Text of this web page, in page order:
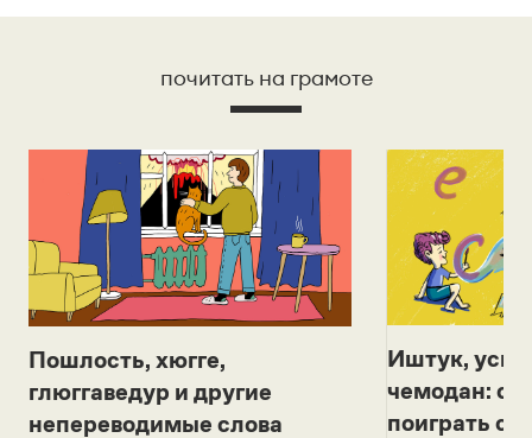
почитать на грамоте
Пошлость, хюгге,
глюггаведур и другие
непереводимые слова
Иштук,
чемодан:
поиграть с